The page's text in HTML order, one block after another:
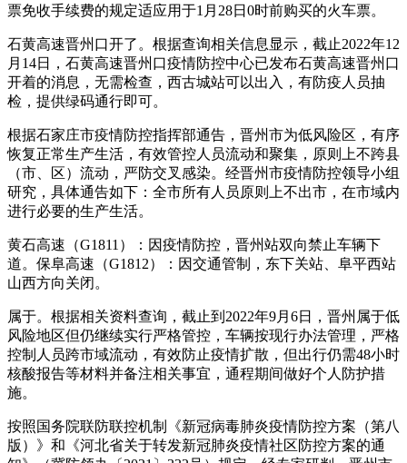
票免收手续费的规定适应用于1月28日0时前购买的火车票。
石黄高速晋州口开了。根据查询相关信息显示，截止2022年12
月14日，石黄高速晋州口疫情防控中心已发布石黄高速晋州口
开着的消息，无需检查，西古城站可以出入，有防疫人员抽
检，提供绿码通行即可。
根据石家庄市疫情防控指挥部通告，晋州市为低风险区，有序
恢复正常生产生活，有效管控人员流动和聚集，原则上不跨县
（市、区）流动，严防交叉感染。经晋州市疫情防控领导小组
研究，具体通告如下：全市所有人员原则上不出市，在市域内
进行必要的生产生活。
黄石高速（G1811）：因疫情防控，晋州站双向禁止车辆下
道。保阜高速（G1812）：因交通管制，东下关站、阜平西站
山西方向关闭。
属于。根据相关资料查询，截止到2022年9月6日，晋州属于低
风险地区但仍继续实行严格管控，车辆按现行办法管理，严格
控制人员跨市域流动，有效防止疫情扩散，但出行仍需48小时
核酸报告等材料并备注相关事宜，通程期间做好个人防护措
施。
按照国务院联防联控机制《新冠病毒肺炎疫情防控方案（第八
版）》和《河北省关于转发新冠肺炎疫情社区防控方案的通